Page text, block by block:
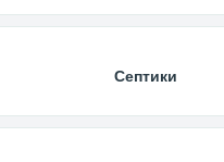
Септики